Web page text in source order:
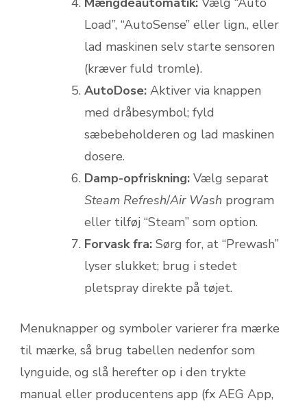
Load”, “AutoSense” eller lign., eller
lad maskinen selv starte sensoren
(kræver fuld tromle).
AutoDose: Aktiver via knappen
med dråbesymbol; fyld
sæbebeholderen og lad maskinen
dosere.
Damp-opfriskning: Vælg separat
Steam Refresh/Air Wash program
eller tilføj “Steam” som option.
Forvask fra: Sørg for, at “Prewash”
lyser slukket; brug i stedet
pletspray direkte på tøjet.
Menuknapper og symboler varierer fra mærke
til mærke, så brug tabellen nedenfor som
lynguide, og slå herefter op i den trykte
manual eller producentens app (fx AEG App,